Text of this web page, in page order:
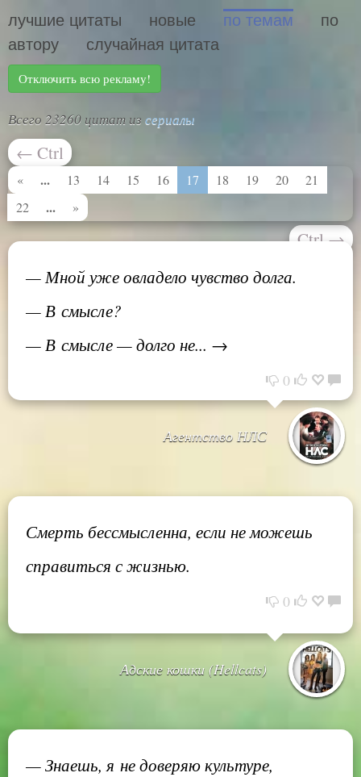
лучшие цитаты новые по темам
по
автору
случайная цитата
Отключить всю рекламу!
Всего 23260 цитат из сериалы
← Ctrl
« ... 13 14 15 16 17 18 19 20
21
22
... »
Ctrl →
— Мной уже овладело чувство долга.
— В смысле?
— В смысле — долго не... →
0
Агентство НЛС
Смерть бессмысленна, если не можешь
справиться с жизнью.
0
Адские кошки (Hellcats)
— Знаешь, я не доверяю культуре,